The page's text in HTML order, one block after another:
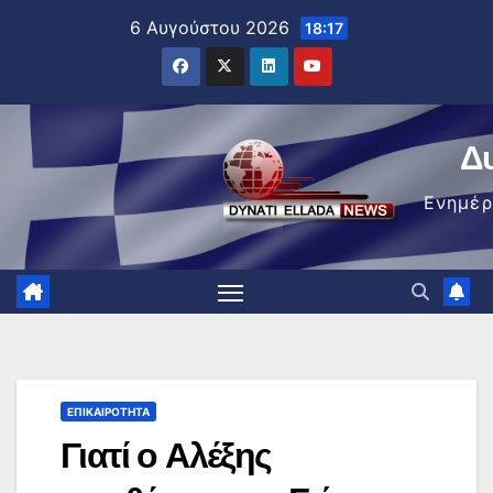
6 Αυγούστου 2026 18:17
ΕΠΙΚΑΙΡΌΤΗΤΑ
Γιατί ο Αλέξης